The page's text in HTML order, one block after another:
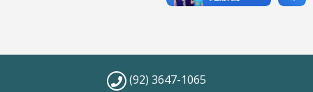
(92) 3647-1065